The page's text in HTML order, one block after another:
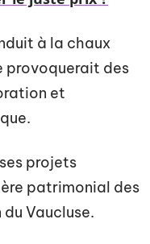
à la chaux
provoquerait des
et
projets
patrimonial des
Vaucluse.